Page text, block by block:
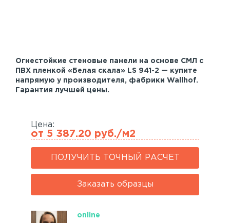
Каталог
Огнестойкие стеновые панели на основе СМЛ с
ПВХ пленкой «Белая скала» LS 941-2 — купите
напрямую у производителя, фабрики Wallhof.
Гарантия лучшей цены.
Цена:
от 5 387.20 руб./м2
ПОЛУЧИТЬ ТОЧНЫЙ РАСЧЕТ
Заказать образцы
online